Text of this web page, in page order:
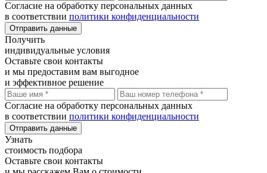
Согласие на обработку персональных данных
в соответствии политики конфиденциальности
Отправить данные
Получить
индивидуальные условия
Оставьте свои контакты
и мы предоставим вам выгодное
и эффективное решение
Согласие на обработку персональных данных
в соответствии политики конфиденциальности
Отправить данные
Узнать
стоимость подбора
Оставьте свои контакты